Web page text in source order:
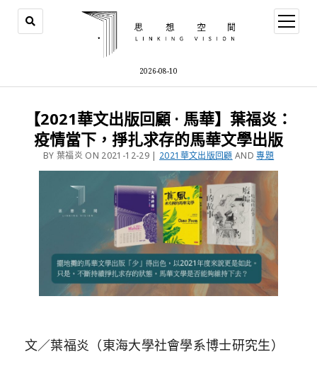
2026-08-10
【2021華文出版回顧 · 馬華】葉福炎：
疫情當下，掙扎求存的馬華文學出版
BY 葉福炎 ON 2021-12-29 | 2021華文出版回顧 AND專題
文／葉福炎（東海大學社會學系博士研究生）